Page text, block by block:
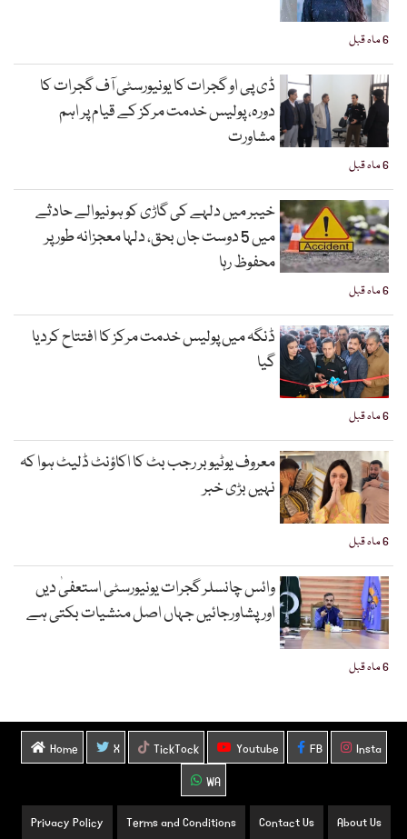
6 ماہ قبل
6 ماہ قبل
ڈی پی او گجرات کا یونیورسٹی آف گجرات کا
دورہ، پولیس خدمت مرکز کے قیام پر اہم
مشاورت
6 ماہ قبل
خیبر میں دلہے کی گاڑی کو ہونیوالے حادثے
میں 5 دوست جاں بحق، دلہا معجزانہ طور پر
محفوظ رہا
6 ماہ قبل
ڈنگہ میں پولیس خدمت مرکز کا افتتاح کردیا
گیا
6 ماہ قبل
معروف یوٹیوبر رجب بٹ کا اکاؤنٹ ڈلیٹ ہوا کہ
نہیں بڑی خبر
6 ماہ قبل
وائس چانسلر گجرات یونیورسٹی استعفیٰ دیں
اورپشاورجائیں جہاں اصل منشیات بکتی ہے
Home X TickTock Youtube FB
Insta
WA
About Us
Contact Us
Terms and Conditions
Privacy Policy